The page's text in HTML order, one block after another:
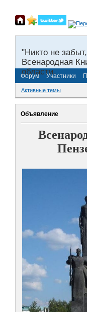
"Никто не
Всенародная
области.
Форум Участники
Активные темы
Объявление